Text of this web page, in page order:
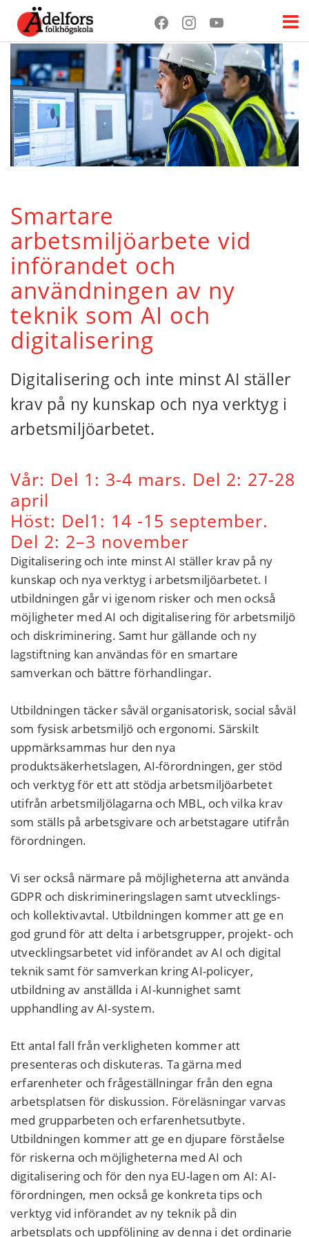
Smartare
arbetsmiljöarbete vid
införandet och
användningen av ny
teknik som AI och
digitalisering
Digitalisering och inte minst AI ställer
krav på ny kunskap och nya verktyg i
arbetsmiljöarbetet.
Vår: Del 1: 3-4 mars. Del 2: 27-28
april
Höst: Del1: 14 -15 september.
Del 2: 2–3 november
Digitalisering och inte minst AI ställer krav på ny
kunskap och nya verktyg i arbetsmiljöarbetet. I
utbildningen går vi igenom risker och men också
möjligheter med AI och digitalisering för arbetsmiljö
och diskriminering. Samt hur gällande och ny
lagstiftning kan användas för en smartare
samverkan och bättre förhandlingar.
Utbildningen täcker såväl organisatorisk, social såväl
som fysisk arbetsmiljö och ergonomi. Särskilt
uppmärksammas hur den nya
produktsäkerhetslagen, AI-förordningen, ger stöd
och verktyg för ett att stödja arbetsmiljöarbetet
utifrån arbetsmiljölagarna och MBL, och vilka krav
som ställs på arbetsgivare och arbetstagare utifrån
förordningen.
Vi ser också närmare på möjligheterna att använda
GDPR och diskrimineringslagen samt utvecklings-
och kollektivavtal. Utbildningen kommer att ge en
god grund för att delta i arbetsgrupper, projekt- och
utvecklingsarbetet vid införandet av AI och digital
teknik samt för samverkan kring AI-policyer,
utbildning av anställda i AI-kunnighet samt
upphandling av AI-system.
Ett antal fall från verkligheten kommer att
presenteras och diskuteras. Ta gärna med
erfarenheter och frågeställningar från den egna
arbetsplatsen för diskussion. Föreläsningar varvas
med grupparbeten och erfarenhetsutbyte.
Utbildningen kommer att ge en djupare förståelse
för riskerna och möjligheterna med AI och
digitalisering och för den nya EU-lagen om AI: AI-
förordningen, men också ge konkreta tips och
verktyg vid införandet av ny teknik på din
arbetsplats och uppföljning av denna i det ordinarie